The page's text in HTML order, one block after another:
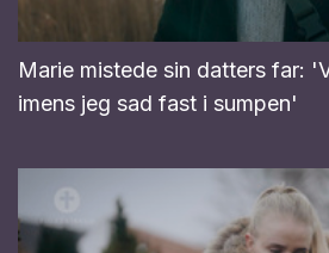
Marie mistede sin datters far:
imens jeg sad fast i sumpen'